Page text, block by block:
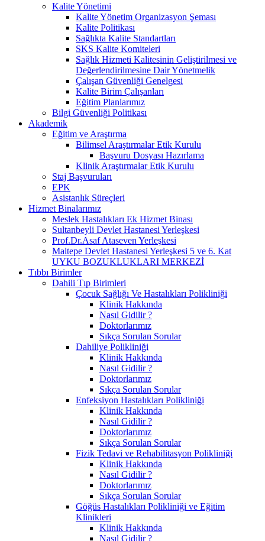
Kalite Yönetimi
Kalite Yönetim Organizasyon Şeması
Kalite Politikası
Sağlıkta Kalite Standartları
SKS Kalite Komiteleri
Sağlık Hizmeti Kalitesinin Geliştirilmesi ve
Değerlendirilmesine Dair Yönetmelik
Çalışan Güvenliği Genelgesi
Kalite Birim Çalışanları
Eğitim Planlarımız
Bilgi Güvenliği Politikası
Akademik
Eğitim ve Araştırma
Bilimsel Araştırmalar Etik Kurulu
Başvuru Dosyası Hazırlama
Klinik Araştırmalar Etik Kurulu
Staj Başvuruları
EPK
Asistanlık Süreçleri
Hizmet Binalarımız
Meslek Hastalıkları Ek Hizmet Binası
Sultanbeyli Devlet Hastanesi Yerleşkesi
Prof.Dr.Asaf Ataseven Yerleşkesi
Maltepe Devlet Hastanesi Yerleşkesi 5 ve 6. Kat
UYKU BOZUKLUKLARI MERKEZİ
Tıbbı Birimler
Dahili Tıp Birimleri
Çocuk Sağlığı Ve Hastalıkları Polikliniği
Klinik Hakkında
Nasıl Gidilir ?
Doktorlarımız
Sıkça Sorulan Sorular
Dahiliye Polikliniği
Klinik Hakkında
Nasıl Gidilir ?
Doktorlarımız
Sıkça Sorulan Sorular
Enfeksiyon Hastalıkları Polikliniği
Klinik Hakkında
Nasıl Gidilir ?
Doktorlarımız
Sıkça Sorulan Sorular
Fizik Tedavi ve Rehabilitasyon Polikliniği
Klinik Hakkında
Nasıl Gidilir ?
Doktorlarımız
Sıkça Sorulan Sorular
Göğüs Hastalıkları Polikliniği ve Eğitim
Klinikleri
Klinik Hakkında
Nasıl Gidilir ?